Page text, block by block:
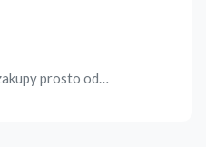
prosto od…